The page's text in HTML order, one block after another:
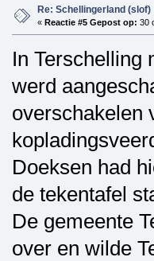
Re: Schellingerland (slof)
« Reactie #5 Gepost op: 30
In Terschelling
werd
overschakelen
Doeksen had
de tekentafel
De gemeente
over en wilde